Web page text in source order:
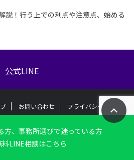
方、事務所選びで迷っている方
LINE相談はこちら
説！行う上での利点や注意点、始める
公式LINE
お問い合わせ
プライバシーポリシ
イブ配信のための事務所選びガイド
イフェイブ